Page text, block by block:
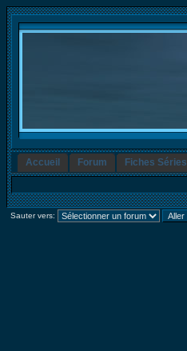
Accueil Forum Fiches Séries
Sauter vers: